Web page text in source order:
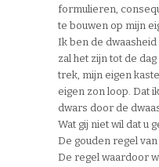
formulieren,
te bouwen op mijn
Ik ben de
zal het zijn tot de
trek, mijn eigen
eigen zon loop. Dat
dwars door de
Wat gij niet wil dat u
De gouden regel
De regel waardoor